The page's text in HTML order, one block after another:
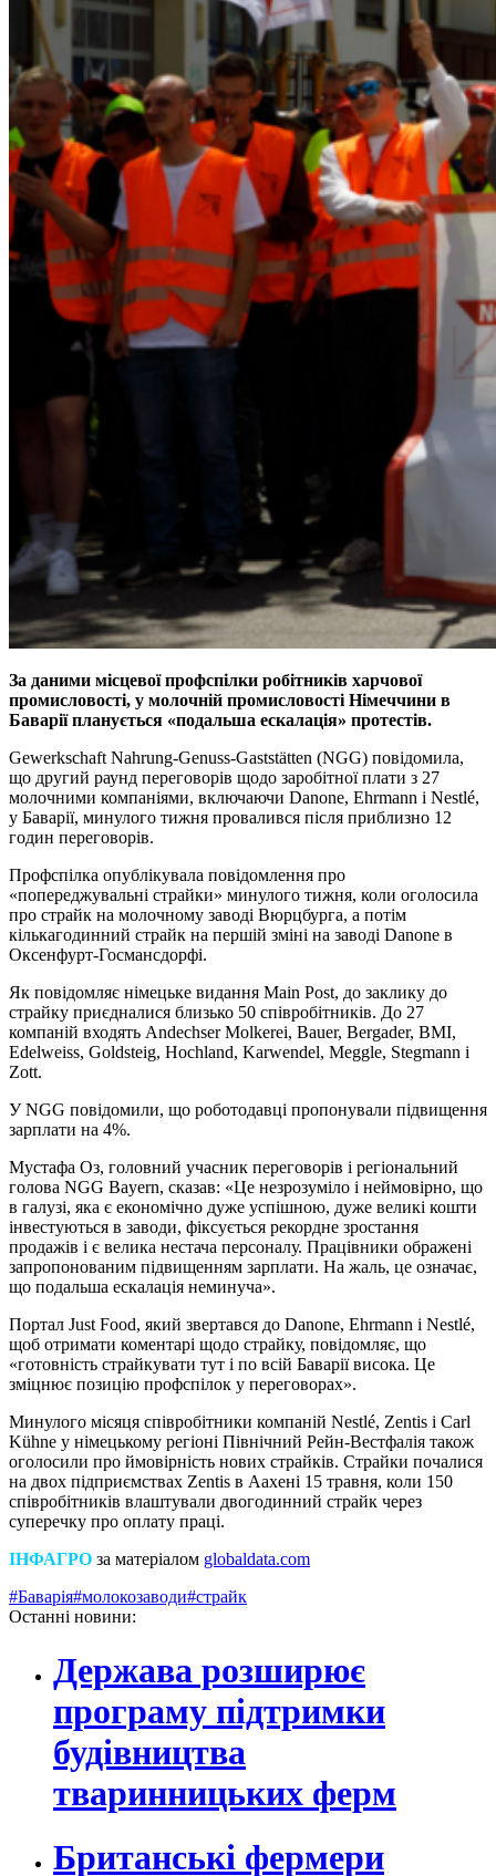
За даними місцевої профспілки робітників харчової
промисловості, у молочній промисловості Німеччини в
Баварії планується «подальша ескалація» протестів.
Gewerkschaft Nahrung-Genuss-Gaststätten (NGG) повідомила,
що другий раунд переговорів щодо заробітної плати з 27
молочними компаніями, включаючи Danone, Ehrmann і Nestlé,
у Баварії, минулого тижня провалився після приблизно 12
годин переговорів.
Профспілка опублікувала повідомлення про
«попереджувальні страйки» минулого тижня, коли оголосила
про страйк на молочному заводі Вюрцбурга, а потім
кількагодинний страйк на першій зміні на заводі Danone в
Оксенфурт-Госмансдорфі.
Як повідомляє німецьке видання Main Post, до заклику до
страйку приєдналися близько 50 співробітників. До 27
компаній входять Andechser Molkerei, Bauer, Bergader, BMI,
Edelweiss, Goldsteig, Hochland, Karwendel, Meggle, Stegmann і
Zott.
У NGG повідомили, що роботодавці пропонували підвищення
зарплати на 4%.
Мустафа Оз, головний учасник переговорів і регіональний
голова NGG Bayern, сказав: «Це незрозуміло і неймовірно, що
в галузі, яка є економічно дуже успішною, дуже великі кошти
інвестуються в заводи, фіксується рекордне зростання
продажів і є велика нестача персоналу. Працівники ображені
запропонованим підвищенням зарплати. На жаль, це означає,
що подальша ескалація неминуча».
Портал Just Food, який звертався до Danone, Ehrmann і Nestlé,
щоб отримати коментарі щодо страйку, повідомляє, що
«готовність страйкувати тут і по всій Баварії висока. Це
зміцнює позицію профспілок у переговорах».
Минулого місяця співробітники компаній Nestlé, Zentis і Carl
Kühne у німецькому регіоні Північний Рейн-Вестфалія також
оголосили про ймовірність нових страйків. Страйки почалися
на двох підприємствах Zentis в Аахені 15 травня, коли 150
співробітників влаштували двогодинний страйк через
суперечку про оплату праці.
ІНФАГРО за матеріалом globaldata.com
#Баварія#молокозаводи#страйк
Останні новини:
Держава розширює
програму підтримки
будівництва
тваринницьких ферм
Британські фермери